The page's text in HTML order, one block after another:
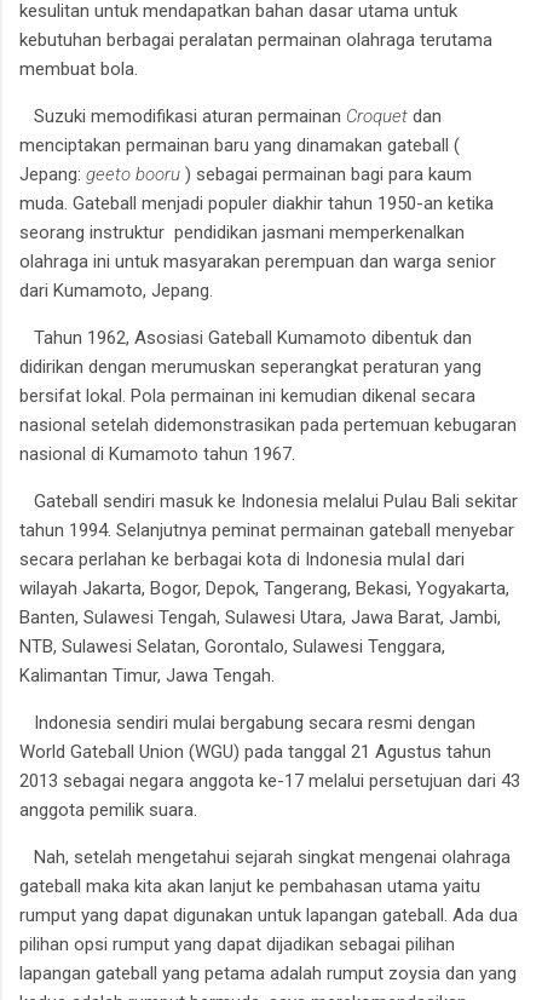
kesulitan untuk mendapatkan bahan dasar utama untuk
kebutuhan berbagai peralatan permainan olahraga terutama
membuat bola.
Suzuki memodifikasi aturan permainan Croquet dan
menciptakan permainan baru yang dinamakan gateball (
Jepang: geeto booru ) sebagai permainan bagi para kaum
muda. Gateball menjadi populer diakhir tahun 1950-an ketika
seorang instruktur pendidikan jasmani memperkenalkan
olahraga ini untuk masyarakan perempuan dan warga senior
dari Kumamoto, Jepang.
Tahun 1962, Asosiasi Gateball Kumamoto dibentuk dan
didirikan dengan merumuskan seperangkat peraturan yang
bersifat lokal. Pola permainan ini kemudian dikenal secara
nasional setelah didemonstrasikan pada pertemuan kebugaran
nasional di Kumamoto tahun 1967.
Gateball sendiri masuk ke Indonesia melalui Pulau Bali sekitar
tahun 1994. Selanjutnya peminat permainan gateball menyebar
secara perlahan ke berbagai kota di Indonesia mulaI dari
wilayah Jakarta, Bogor, Depok, Tangerang, Bekasi, Yogyakarta,
Banten, Sulawesi Tengah, Sulawesi Utara, Jawa Barat, Jambi,
NTB, Sulawesi Selatan, Gorontalo, Sulawesi Tenggara,
Kalimantan Timur, Jawa Tengah.
Indonesia sendiri mulai bergabung secara resmi dengan
World Gateball Union (WGU) pada tanggal 21 Agustus tahun
2013 sebagai negara anggota ke-17 melalui persetujuan dari 43
anggota pemilik suara.
Nah, setelah mengetahui sejarah singkat mengenai olahraga
gateball maka kita akan lanjut ke pembahasan utama yaitu
rumput yang dapat digunakan untuk lapangan gateball. Ada dua
pilihan opsi rumput yang dapat dijadikan sebagai pilihan
lapangan gateball yang petama adalah rumput zoysia dan yang